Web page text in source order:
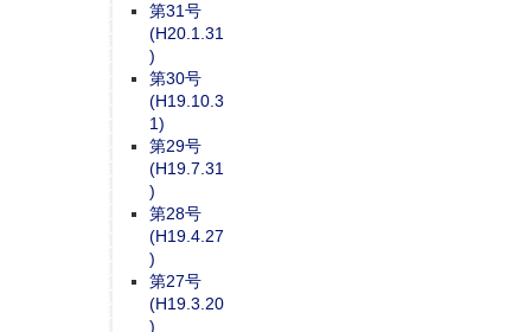
第31号
(H20.1.31
)
第30号
(H19.10.3
1)
第29号
(H19.7.31
)
第28号
(H19.4.27
)
第27号
(H19.3.20
)